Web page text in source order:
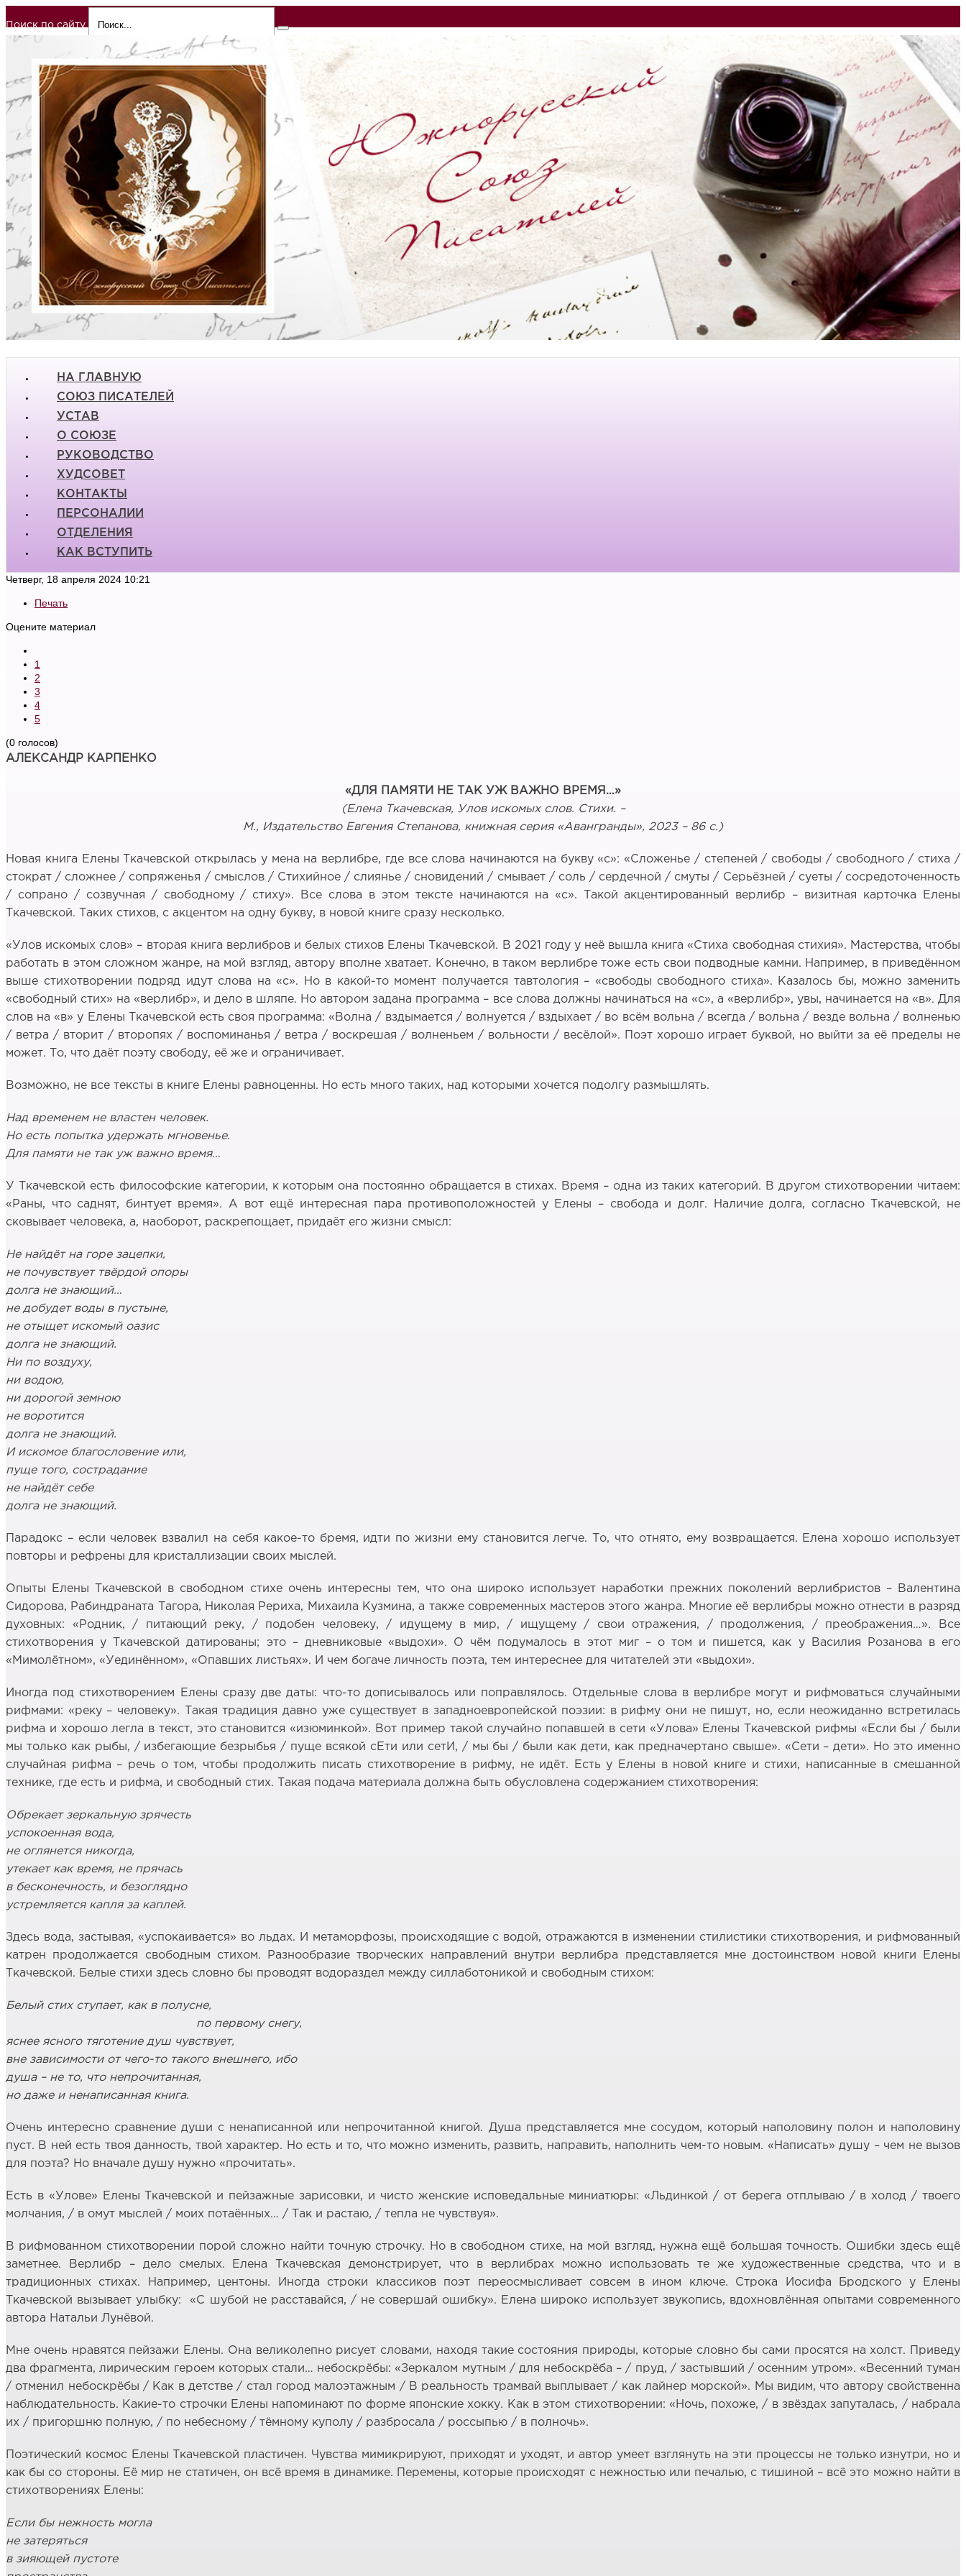
Поиск по сайту
НА ГЛАВНУЮ
СОЮЗ ПИСАТЕЛЕЙ
УСТАВ
О СОЮЗЕ
РУКОВОДСТВО
ХУДСОВЕТ
КОНТАКТЫ
ПЕРСОНАЛИИ
ОТДЕЛЕНИЯ
КАК ВСТУПИТЬ
Четверг, 18 апреля 2024 10:21
Печать
Оцените материал
1
2
3
4
5
(0 голосов)
АЛЕКСАНДР КАРПЕНКО
«ДЛЯ ПАМЯТИ НЕ ТАК УЖ ВАЖНО ВРЕМЯ…»
(Елена Ткачевская, Улов искомых слов. Стихи. –
М., Издательство Евгения Степанова, книжная серия «Авангранды», 2023 – 86 с.)
Новая книга Елены Ткачевской открылась у мена на верлибре, где все слова начинаются на букву «с»: «Сложенье / степеней / свободы / свободного / стиха /
стократ / сложнее / сопряженья / смыслов / Стихийное / слиянье / сновидений / смывает / соль / сердечной / смуты / Серьёзней / суеты / сосредоточенность
/ сопрано / созвучная / свободному / стиху». Все слова в этом тексте начинаются на «с». Такой акцентированный верлибр – визитная карточка Елены
Ткачевской. Таких стихов, с акцентом на одну букву, в новой книге сразу несколько.
«Улов искомых слов» – вторая книга верлибров и белых стихов Елены Ткачевской. В 2021 году у неё вышла книга «Стиха свободная стихия». Мастерства, чтобы
работать в этом сложном жанре, на мой взгляд, автору вполне хватает. Конечно, в таком верлибре тоже есть свои подводные камни. Например, в приведённом
выше стихотворении подряд идут слова на «с». Но в какой-то момент получается тавтология – «свободы свободного стиха». Казалось бы, можно заменить
«свободный стих» на «верлибр», и дело в шляпе. Но автором задана программа – все слова должны начинаться на «с», а «верлибр», увы, начинается на «в». Для
слов на «в» у Елены Ткачевской есть своя программа: «Волна / вздымается / волнуется / вздыхает / во всём вольна / всегда / вольна / везде вольна / волненью
/ ветра / вторит / второпях / воспоминанья / ветра / воскрешая / волненьем / вольности / весёлой». Поэт хорошо играет буквой, но выйти за её пределы не
может. То, что даёт поэту свободу, её же и ограничивает.
Возможно, не все тексты в книге Елены равноценны. Но есть много таких, над которыми хочется подолгу размышлять.
Над временем не властен человек.
Но есть попытка удержать мгновенье.
Для памяти не так уж важно время…
У Ткачевской есть философские категории, к которым она постоянно обращается в стихах. Время – одна из таких категорий. В другом стихотворении читаем:
«Раны, что саднят, бинтует время». А вот ещё интересная пара противоположностей у Елены – свобода и долг. Наличие долга, согласно Ткачевской, не
сковывает человека, а, наоборот, раскрепощает, придаёт его жизни смысл:
Не найдёт на горе зацепки,
не почувствует твёрдой опоры
долга не знающий…
не добудет воды в пустыне,
не отыщет искомый оазис
долга не знающий.
Ни по воздуху,
ни водою,
ни дорогой земною
не воротится
долга не знающий.
И искомое благословение или,
пуще того, сострадание
не найдёт себе
долга не знающий.
Парадокс – если человек взвалил на себя какое-то бремя, идти по жизни ему становится легче. То, что отнято, ему возвращается. Елена хорошо использует
повторы и рефрены для кристаллизации своих мыслей.
Опыты Елены Ткачевской в свободном стихе очень интересны тем, что она широко использует наработки прежних поколений верлибристов – Валентина
Сидорова, Рабиндраната Тагора, Николая Рериха, Михаила Кузмина, а также современных мастеров этого жанра. Многие её верлибры можно отнести в разряд
духовных: «Родник, / питающий реку, / подобен человеку, / идущему в мир, / ищущему / свои отражения, / продолжения, / преображения…». Все
стихотворения у Ткачевской датированы; это – дневниковые «выдохи». О чём подумалось в этот миг – о том и пишется, как у Василия Розанова в его
«Мимолётном», «Уединённом», «Опавших листьях». И чем богаче личность поэта, тем интереснее для читателей эти «выдохи».
Иногда под стихотворением Елены сразу две даты: что-то дописывалось или поправлялось. Отдельные слова в верлибре могут и рифмоваться случайными
рифмами: «реку – человеку». Такая традиция давно уже существует в западноевропейской поэзии: в рифму они не пишут, но, если неожиданно встретилась
рифма и хорошо легла в текст, это становится «изюминкой». Вот пример такой случайно попавшей в сети «Улова» Елены Ткачевской рифмы «Если бы / были
мы только как рыбы, / избегающие безрыбья / пуще всякой сЕти или сетИ, / мы бы / были как дети, как предначертано свыше». «Сети – дети». Но это именно
случайная рифма – речь о том, чтобы продолжить писать стихотворение в рифму, не идёт. Есть у Елены в новой книге и стихи, написанные в смешанной
технике, где есть и рифма, и свободный стих. Такая подача материала должна быть обусловлена содержанием стихотворения:
Обрекает зеркальную зрячесть
успокоенная вода,
не оглянется никогда,
утекает как время, не прячась
в бесконечность, и безоглядно
устремляется капля за каплей.
Здесь вода, застывая, «успокаивается» во льдах. И метаморфозы, происходящие с водой, отражаются в изменении стилистики стихотворения, и рифмованный
катрен продолжается свободным стихом. Разнообразие творческих направлений внутри верлибра представляется мне достоинством новой книги Елены
Ткачевской. Белые стихи здесь словно бы проводят водораздел между силлаботоникой и свободным стихом:
Белый стих ступает, как в полусне,
по первому снегу,
яснее ясного тяготение душ чувствует,
вне зависимости от чего-то такого внешнего, ибо
душа – не то, что непрочитанная,
но даже и ненаписанная книга.
Очень интересно сравнение души с ненаписанной или непрочитанной книгой. Душа представляется мне сосудом, который наполовину полон и наполовину
пуст. В ней есть твоя данность, твой характер. Но есть и то, что можно изменить, развить, направить, наполнить чем-то новым. «Написать» душу – чем не вызов
для поэта? Но вначале душу нужно «прочитать».
Есть в «Улове» Елены Ткачевской и пейзажные зарисовки, и чисто женские исповедальные миниатюры: «Льдинкой / от берега отплываю / в холод / твоего
молчания, / в омут мыслей / моих потаённых… / Так и растаю, / тепла не чувствуя».
В рифмованном стихотворении порой сложно найти точную строчку. Но в свободном стихе, на мой взгляд, нужна ещё большая точность. Ошибки здесь ещё
заметнее. Верлибр – дело смелых. Елена Ткачевская демонстрирует, что в верлибрах можно использовать те же художественные средства, что и в
традиционных стихах. Например, центоны. Иногда строки классиков поэт переосмысливает совсем в ином ключе. Строка Иосифа Бродского у Елены
Ткачевской вызывает улыбку: «С шубой не расставайся, / не совершай ошибку». Елена широко использует звукопись, вдохновлённая опытами современного
автора Натальи Лунёвой.
Мне очень нравятся пейзажи Елены. Она великолепно рисует словами, находя такие состояния природы, которые словно бы сами просятся на холст. Приведу
два фрагмента, лирическим героем которых стали… небоскрёбы: «Зеркалом мутным / для небоскрёба – / пруд, / застывший / осенним утром». «Весенний туман
/ отменил небоскрёбы / Как в детстве / стал город малоэтажным / В реальность трамвай выплывает / как лайнер морской». Мы видим, что автору свойственна
наблюдательность. Какие-то строчки Елены напоминают по форме японские хокку. Как в этом стихотворении: «Ночь, похоже, / в звёздах запуталась, / набрала
их / пригоршню полную, / по небесному / тёмному куполу / разбросала / россыпью / в полночь».
Поэтический космос Елены Ткачевской пластичен. Чувства мимикрируют, приходят и уходят, и автор умеет взглянуть на эти процессы не только изнутри, но и
как бы со стороны. Её мир не статичен, он всё время в динамике. Перемены, которые происходят с нежностью или печалью, с тишиной – всё это можно найти в
стихотворениях Елены:
Если бы нежность могла
не затеряться
в зияющей пустоте